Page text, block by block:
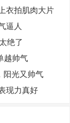
衣拍肌肉大片
逼人
绝了
越帅气
阳光又帅气
现力真好